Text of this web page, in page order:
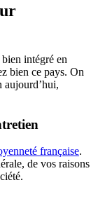
intégré en
bien ce pays. On
aujourd’hui,
française.
de vos raisons